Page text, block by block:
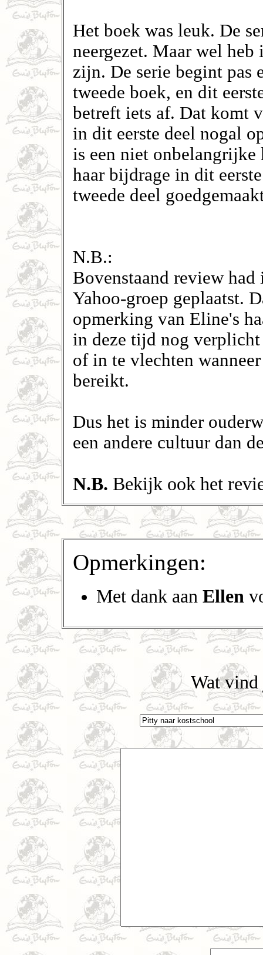
Het boek was leuk. De
neergezet. Maar wel
zijn. De serie begint pas
tweede boek, en dit
betreft iets af. Dat komt
in dit eerste deel nogal
is een niet onbelangrijke
haar bijdrage in dit
tweede deel
N.B.:
Bovenstaand review
Yahoo-groep geplaatst.
opmerking van Eline's
in deze tijd nog verplicht
of in te vlechten
bereikt.
Dus het is minder
een andere cultuur dan
N.B. Bekijk ook het
Opmerkingen:
Met dank aan Ellen
Wat